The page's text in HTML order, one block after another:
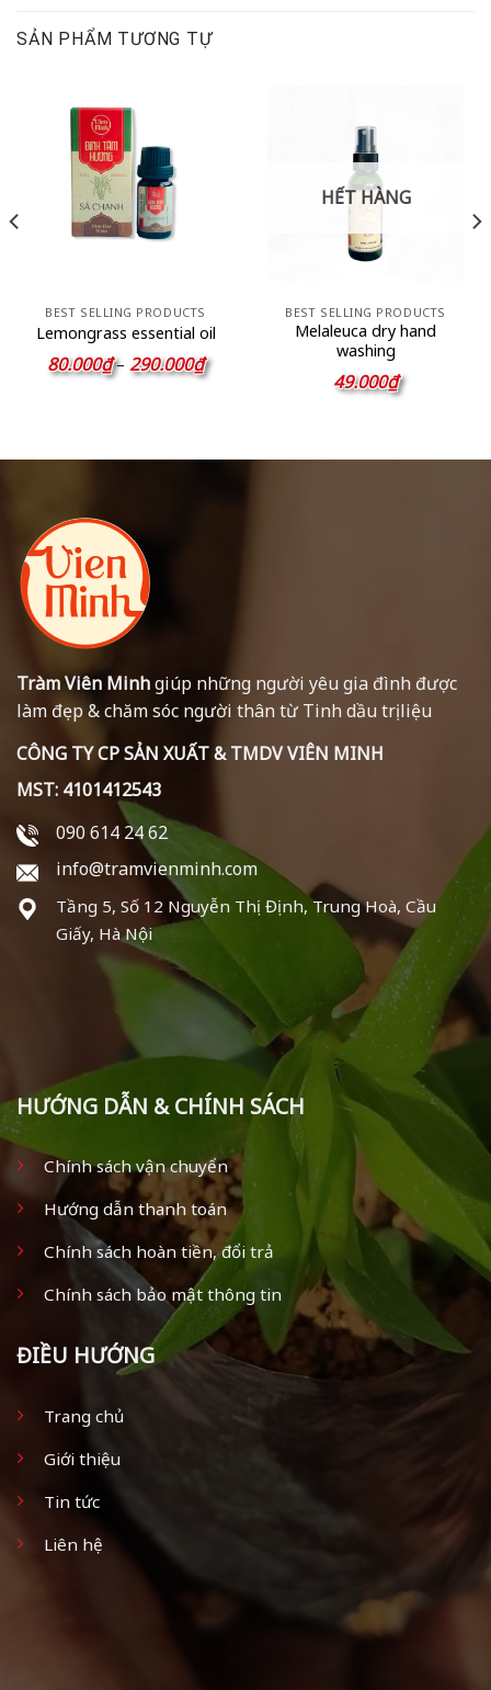
SẢN PHẨM TƯƠNG TỰ
BEST SELLING PRODUCTS
Lemongrass essential oil
80.000₫ – 290.000₫Khoảng
giá:
HẾT HÀNG
BEST SELLING PRODUCTS
Melaleuca dry hand
washing
49.000₫
Tràm Viên Minhgiúp những người yêu gia đình được
làm đẹp & chăm sóc người thân từ Tinh dầu trị liệu
CÔNG TY CP SẢN XUẤT & TMDV VIÊN MINH
MST: 4101412543
090 614 24 62
info@tramvienminh.com
Tầng 5, Số 12 Nguyễn Thị Định, Trung Hoà, Cầu
Giấy, Hà Nội
HƯỚNG DẪN & CHÍNH SÁCH
Chính sách vận chuyển
Hướng dẫn thanh toán
Chính sách hoàn tiền, đổi trả
Chính sách bảo mật thông tin
ĐIỀU HƯỚNG
Trang chủ
Giới thiệu
Tin tức
Liên hệ